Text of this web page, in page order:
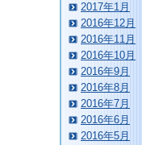
2017年1月
2016年12月
2016年11月
2016年10月
2016年9月
2016年8月
2016年7月
2016年6月
2016年5月